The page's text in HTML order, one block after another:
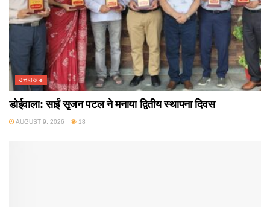
उत्तराखंड
डोईवाला: साईं सृजन पटल ने मनाया द्वितीय स्थापना दिवस
AUGUST 9, 2026 18